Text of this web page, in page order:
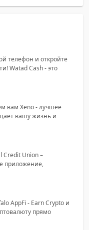
Watad Cash - это
вам Xeno - лучшее
вашу жизнь и
Credit Union –
приложение,
AppFi - Earn Crypto и
прямо